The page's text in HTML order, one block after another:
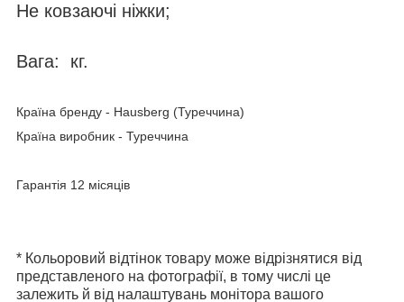
Не ковзаючі ніжки;
Вага: кг.
Країна бренду - Hausberg (Туреччина)
Країна виробник - Туреччина
Гарантія 12 місяців
* Кольоровий відтінок товару може відрізнятися від
представленого на фотографії, в тому числі це
залежить й від налаштувань монітора вашого